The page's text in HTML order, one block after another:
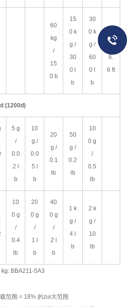
60
kg
/
15
0 b
15
0 k
g /
30
0 l
b
30
0 k
g /
60
0 l
b
m /
6.
6 ft
(1200d)
5 g
/
0.0
2 l
b
10
g /
0.0
5 l
b
20
g /
0.1
lb
50
g /
0.2
lb
10
0 g
/
0.5
lb
10
0 g
/
0.4
lb
20
0 g
/
1 l
b
40
0 g
/
2 l
b
1 k
g /
4 l
b
2 k
g /
10
lb
BBA211-5A3
范围 = 18%的zui大范围